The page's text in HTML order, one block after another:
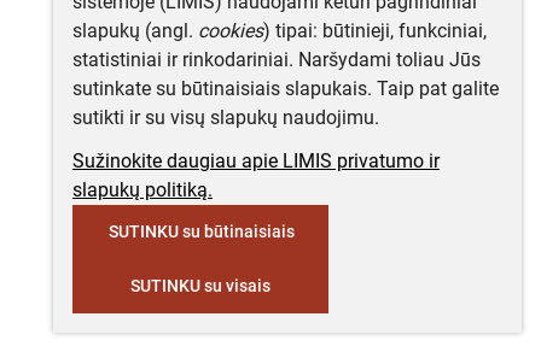
slapukų (angl. cookies) tipai: būtinieji, funkciniai,
statistiniai ir rinkodariniai. Naršydami toliau Jūs
sutinkate su būtinaisiais slapukais. Taip pat galite
sutikti ir su visų slapukų naudojimu.
Sužinokite daugiau apie LIMIS privatumo ir
slapukų politiką.
SUTINKU su būtinaisiais
SUTINKU su visais